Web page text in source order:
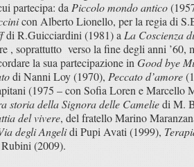
partecipa: da Piccolo mondo antico
con Alberto Lionello, per la regia di
di R.Guicciardini (1981) a La Coscienza
, soprattutto verso la fine degli anni ’60,
la sua partecipazione in Good bye
di Nanni Loy (1970), Peccato d’amore
(1975 – con Sofia Loren e Marcello
storia della Signora delle Cameliedi M.
del vivere, del fratello Marino
degli Angelidi Pupi Avati (1999),
(2009).